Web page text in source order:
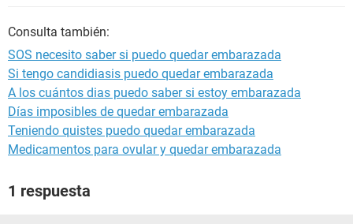
Consulta también:
SOS necesito saber si puedo quedar embarazada
Si tengo candidiasis puedo quedar embarazada
A los cuántos dias puedo saber si estoy embarazada
Días imposibles de quedar embarazada
Teniendo quistes puedo quedar embarazada
Medicamentos para ovular y quedar embarazada
1 respuesta